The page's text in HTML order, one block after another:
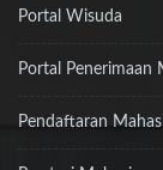
Portal Wisuda
Portal Penerimaan
Pendaftaran